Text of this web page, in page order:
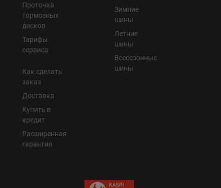
Проточка
тормозных
дисков
Тарифы
сервиса
Как сделать
заказ
Доставка
Купить в
кредит
Расширенная
гарантия
Зимние
шины
Летние
шины
Всесезонные
шины